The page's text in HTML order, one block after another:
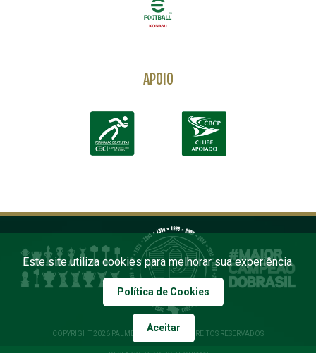
APOIO
COPYRIGHT 2026 PALMEIRAS. TODOS OS DIREITOS RESERVADOS
Este site utiliza cookies para melhorar sua experiência.
Política de Cookies
Aceitar